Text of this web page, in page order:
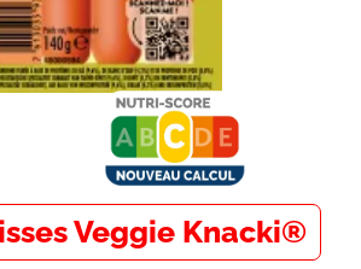
Veggie Knacki®